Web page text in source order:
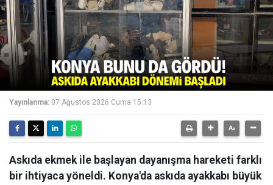
Yayınlanma: 07 Ağustos 2026 Cuma 15:13
Askıda ekmek ile başlayan dayanışma hareketi farklı
bir ihtiyaca yöneldi. Konya'da askıda ayakkabı büyük